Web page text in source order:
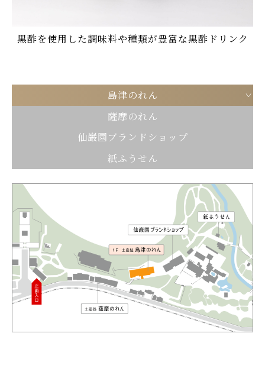
黒酢を使用した調味料や種類が豊富な黒酢ドリンク
島津のれん
薩摩のれん
仙巌園ブランドショップ
紙ふうせん